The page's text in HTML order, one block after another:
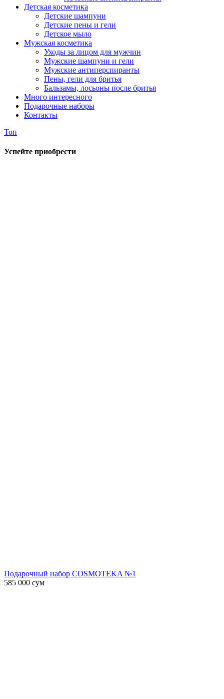
Детская косметика
Детские шампуни
Детские пены и гели
Детское мыло
Мужская косметика
Уходы за лицом для мужчин
Мужские шампуни и гели
Мужские антиперспиранты
Пены, гели для бритья
Бальзамы, лосьоны после бритья
Много интересного
Подарочные наборы
Контакты
Топ
Успейте приобрести
Подарочный набор COSMOTEKA №1
585 000 сум